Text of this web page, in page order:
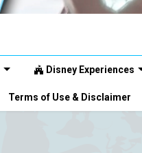
Disney Experiences
Terms of Use & Disclaimer